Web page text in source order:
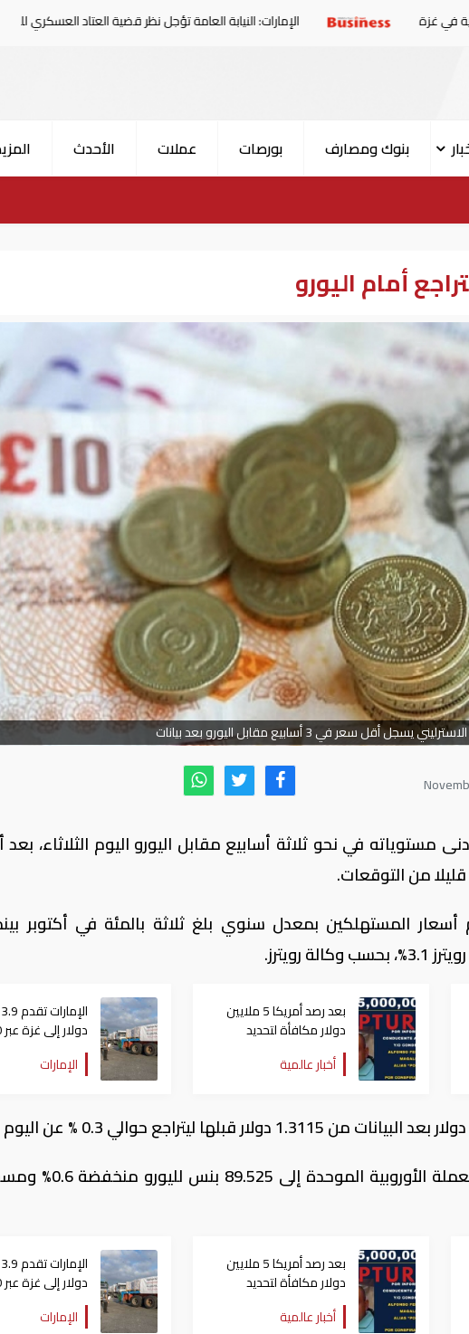
الإمارات: النيابة العامة تؤجل نظر قضية العتاد العسكري للسودان
بنوك ومصارف بورصات عملات الأحدث
أمام اليورو
الاسترليني يسجل أقل سعر في 3 أسابيع مقابل اليورو بعد بيانات
مستوياته في نحو ثلاثة أسابيع مقابل اليورو اليوم الثلاثاء،
من التوقعات.
أسعار المستهلكين بمعدل سنوي بلغ ثلاثة بالمئة في أكتوبر
رويترز.
بعد رصد أمريكا 5 ملايين
دولار مكافأة لتحديد
مكانه.. المكسيك تعتقل
"بونشو"
أخبار عالمية
يوم مساعدات
الإمارات
ونزلت العملة البريطانية أمام العملة
بعد رصد أمريكا 5 ملايين
دولار مكافأة لتحديد
مكانه.. المكسيك تعتقل
"بونشو"
أخبار عالمية
يوم مساعدات
الإمارات